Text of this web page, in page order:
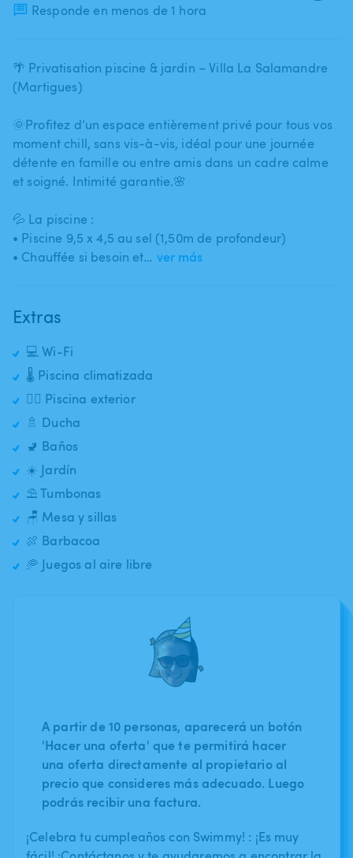
Responde en menos de 1 hora
🌴 Privatisation piscine & jardin – Villa La Salamandre
(Martigues)
🌞Profitez d’un espace entièrement privé pour tous vos
moment chill​,​ sans vis-à-vis​,​ idéal pour une journée
détente en famille ou entre amis dans un cadre calme
et soigné. Intimité garantie.🌸
💦 La piscine :
• Piscine 9​,​5 x 4​,​5 au sel (1​,​50m de profondeur)
• Chauffée si besoin et… ver más
Extras
💻 Wi-Fi
🌡️ Piscina climatizada
🏊‍♂️ Piscina exterior
🚿 Ducha
🚽 Baños
☀️ Jardín
⛱️ Tumbonas
🪑 Mesa y sillas
🍖 Barbacoa
🥏 Juegos al aire libre
A partir de 10 personas, aparecerá un botón
'Hacer una oferta' que te permitirá hacer
una oferta directamente al propietario al
precio que consideres más adecuado. Luego
podrás recibir una factura.
¡Celebra tu cumpleaños con Swimmy! : ¡Es muy